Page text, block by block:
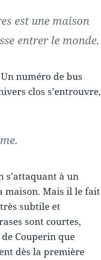
est une maison
entrer le monde.
numéro de bus
clos s’entrouvre,
s’attaquant à un
maison. Mais il le fait
subtile et
sont courtes,
Couperin que
dès la première